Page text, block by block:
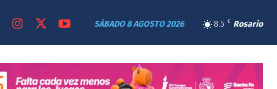
8.5 C Rosario
SÁBADO 8 AGOSTO 2026